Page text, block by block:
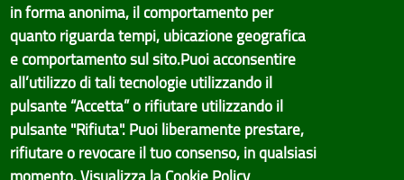
Tecnologie e Accessibilità
Contatti per il sito Web
in forma anonima, il comportamento per
quanto riguarda tempi, ubicazione geografica
e comportamento sul sito.Puoi acconsentire
all’utilizzo di tali tecnologie utilizzando il
pulsante “Accetta” o rifiutare utilizzando il
pulsante "Rifiuta". Puoi liberamente prestare,
rifiutare o revocare il tuo consenso, in qualsiasi
momento.